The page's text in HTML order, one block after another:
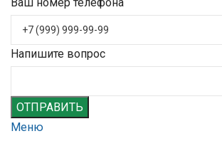
Напишите вопрос
ОТПРАВИТЬ
Меню